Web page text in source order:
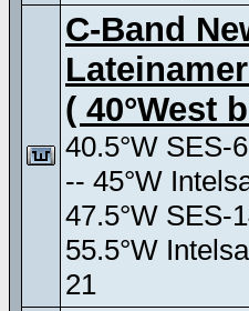
C-Band
( 40°West
40.5°W SES-
-- 45°W
47.5°W SES-
55.5°W
21